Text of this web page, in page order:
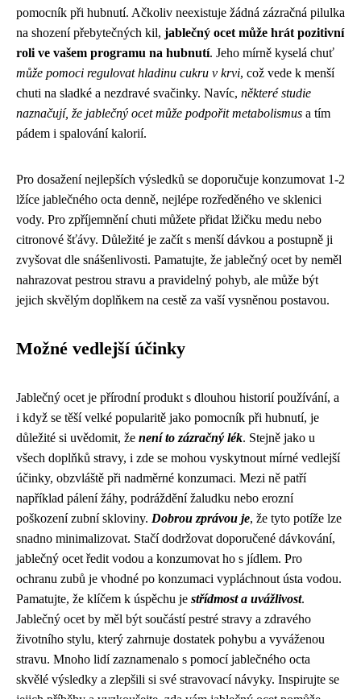
pomocník při hubnutí. Ačkoliv neexistuje žádná zázračná pilulka
na shození přebytečných kil, jablečný ocet může hrát pozitivní
roli ve vašem programu na hubnutí. Jeho mírně kyselá chuť
může pomoci regulovat hladinu cukru v krvi, což vede k menší
chuti na sladké a nezdravé svačinky. Navíc, některé studie
naznačují, že jablečný ocet může podpořit metabolismus a tím
pádem i spalování kalorií.
Pro dosažení nejlepších výsledků se doporučuje konzumovat 1-2
lžíce jablečného octa denně, nejlépe rozředěného ve sklenici
vody. Pro zpříjemnění chuti můžete přidat lžičku medu nebo
citronové šťávy. Důležité je začít s menší dávkou a postupně ji
zvyšovat dle snášenlivosti. Pamatujte, že jablečný ocet by neměl
nahrazovat pestrou stravu a pravidelný pohyb, ale může být
jejich skvělým doplňkem na cestě za vaší vysněnou postavou.
Možné vedlejší účinky
Jablečný ocet je přírodní produkt s dlouhou historií používání, a
i když se těší velké popularitě jako pomocník při hubnutí, je
důležité si uvědomit, že není to zázračný lék. Stejně jako u
všech doplňků stravy, i zde se mohou vyskytnout mírné vedlejší
účinky, obzvláště při nadměrné konzumaci. Mezi ně patří
například pálení žáhy, podráždění žaludku nebo erozní
poškození zubní skloviny. Dobrou zprávou je, že tyto potíže lze
snadno minimalizovat. Stačí dodržovat doporučené dávkování,
jablečný ocet ředit vodou a konzumovat ho s jídlem. Pro
ochranu zubů je vhodné po konzumaci vypláchnout ústa vodou.
Pamatujte, že klíčem k úspěchu je střídmost a uvážlivost.
Jablečný ocet by měl být součástí pestré stravy a zdravého
životního stylu, který zahrnuje dostatek pohybu a vyváženou
stravu. Mnoho lidí zaznamenalo s pomocí jablečného octa
skvělé výsledky a zlepšili si své stravovací návyky. Inspirujte se